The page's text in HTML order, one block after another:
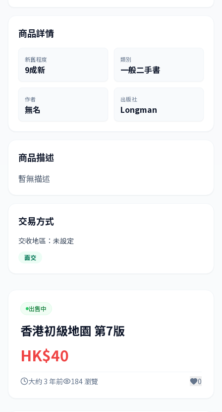
商品詳情
新舊程度
9成新
類別
一般二手書
作者
無名
出版社
Longman
商品描述
暫無描述
交易方式
交收地區：未設定
面交
出售中
香港初級地園 第7版
HK$40
大約 3 年前 184 瀏覽 0